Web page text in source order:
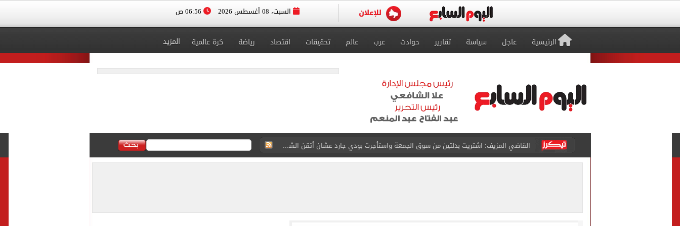
السبت، 08 أغسطس 2026
الرئيسية عاجل سياسة تقارير حوادث عرب عالم تحقيقات اقتصاد رياضة كرة عالمية المزيد
برشلونة يطرح تذاكر مواجهة الأهلي على كأس خوان جامبر
طرابزون سبور ينفي الحجز على مستحقات محمد صلاح
الأهلي ينهي مرانه الأول فى معسكر إسبانيا.. جلسة عموتة وفقرة بدنية.. صور